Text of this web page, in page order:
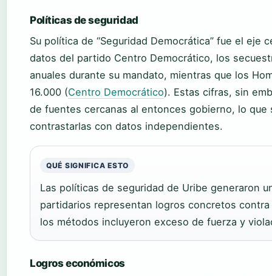
Políticas de seguridad
Su política de “Seguridad Democrática” fue el eje
datos del partido Centro Democrático, los
anuales durante su mandato, mientras que los
16.000 (Centro Democrático). Estas cifras, sin
de fuentes cercanas al entonces gobierno, lo que
contrastarlas con datos independientes.
QUÉ SIGNIFICA ESTO
Las políticas de seguridad de Uribe generaron
partidarios representan logros concretos
los métodos incluyeron exceso de fuerza y
Logros económicos